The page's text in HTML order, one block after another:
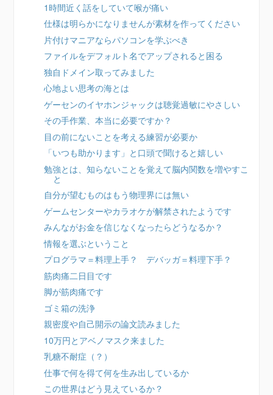
1時間近く話をしていて喉が痛い
仕様は明らかになりませんが素材を作ってください
片付けマニアならパソコンを学ぶべき
ファイルをデフォルト名でアップされると困る
独自ドメイン取ってみました
心地よい思考の海とは
ゲーセンのイヤホンジャックは聴覚過敏にやさしい
その手作業、本当に必要ですか？
目の前にないことを考える練習が必要か
「いつも助かります」と口頭で聞けると嬉しい
勉強とは、知らないことを覚えて脳内関数を増やすこ
と
自分が望むものはもう物理界には無い
ゲームセンターやカラオケが解禁されたようです
みんながお金を信じなくなったらどうなるか？
情報を選ぶということ
プログラマ＝料理上手？ デバッガ＝料理下手？
筋肉痛二日目です
脚が筋肉痛です
ゴミ箱の洗浄
親密度や自己開示の論文読みました
10万円とアベノマスク来ました
乳糖不耐症（？）
仕事で何を得て何を生み出しているか
この世界はどう見えているか？